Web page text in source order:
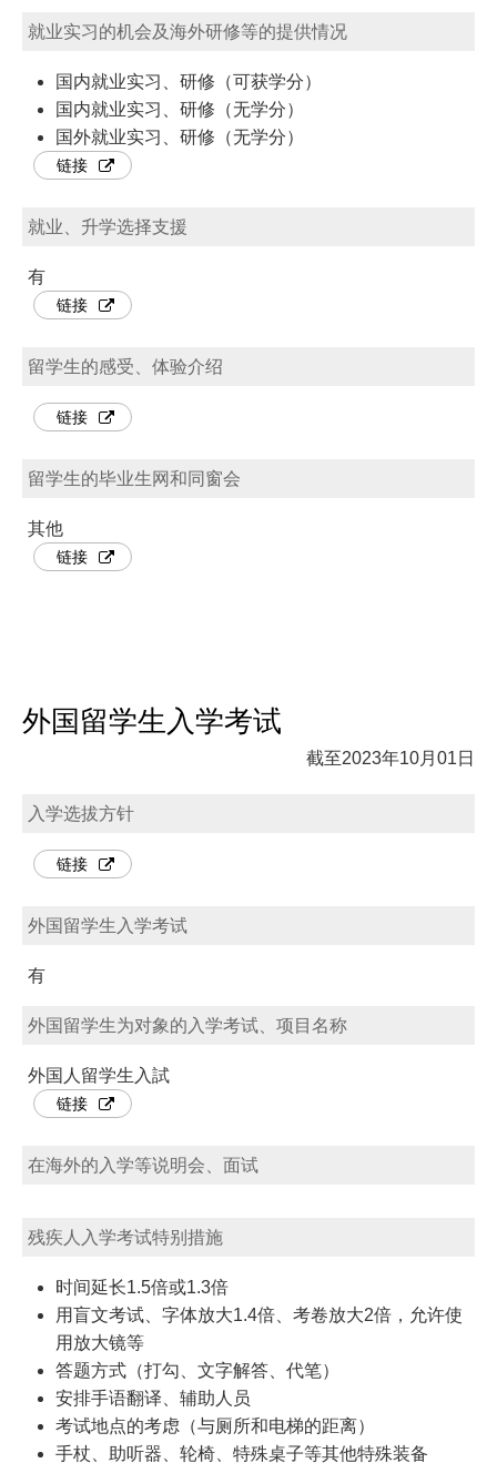
就业实习的机会及海外研修等的提供情况
国内就业实习、研修（可获学分）
国内就业实习、研修（无学分）
国外就业实习、研修（无学分）
链接
就业、升学选择支援
有
链接
留学生的感受、体验介绍
链接
留学生的毕业生网和同窗会
其他
链接
外国留学生入学考试
截至2023年10月01日
入学选拔方针
链接
外国留学生入学考试
有
外国留学生为对象的入学考试、项目名称
外国人留学生入試
链接
在海外的入学等说明会、面试
残疾人入学考试特别措施
时间延长1.5倍或1.3倍
用盲文考试、字体放大1.4倍、考卷放大2倍，允许使
用放大镜等
答题方式（打勾、文字解答、代笔）
安排手语翻译、辅助人员
考试地点的考虑（与厕所和电梯的距离）
手杖、助听器、轮椅、特殊桌子等其他特殊装备